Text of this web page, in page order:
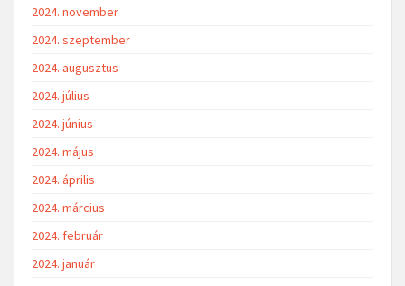
2024. november
2024. szeptember
2024. augusztus
2024. július
2024. június
2024. május
2024. április
2024. március
2024. február
2024. január